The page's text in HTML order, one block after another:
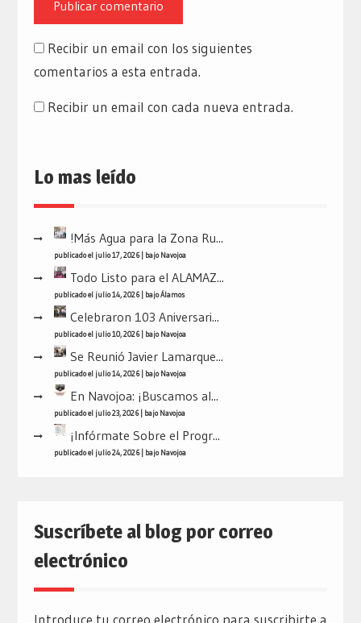
Recibir un email con los siguientes
comentarios a esta entrada.
Recibir un email con cada nueva entrada.
Lo mas leído
!Más Agua para la Zona Ru...
publicado el julio 17, 2026| bajoNavojoa
Todo Listo para el ALAMAZ...
publicado el julio 14, 2026| bajoÁlamos
Celebraron 103 Aniversari...
publicado el julio 10, 2026| bajoNavojoa
Se Reunió Javier Lamarque...
publicado el julio 14, 2026| bajoNavojoa
En Navojoa: ¡Buscamos al...
publicado el julio 23, 2026| bajoNavojoa
¡Infórmate Sobre el Progr...
publicado el julio 24, 2026| bajoNavojoa
Suscríbete al blog por correo
electrónico
Introduce tu correo electrónico para suscribirte a